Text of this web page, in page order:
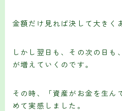
金額だけ見れば決して大きく
しかし翌日も、その次の日も
が増えていくのです。
その時、「資産がお金を生ん
めて実感しました。